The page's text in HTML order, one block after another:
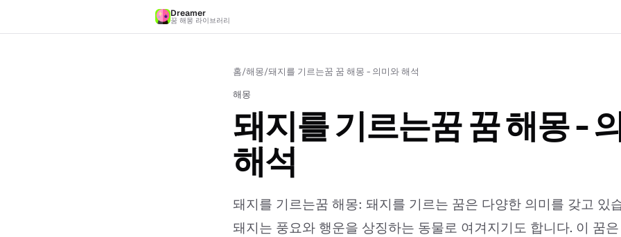
Dreamer
꿈 해몽 라이브러리
홈/해몽/돼지를 기르는꿈 꿈 해몽 - 의미와 해석
해몽
돼지를 기르는꿈 꿈 해몽 -
해석
돼지를 기르는꿈 해몽: 돼지를 기르는 꿈은 다양한 의미를 갖고 있
돼지는 풍요와 행운을 상징하는 동물로 여겨지기도 합니다. 이 꿈